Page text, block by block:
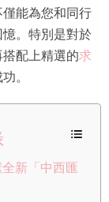
能為您和同行
。特別是對於
配上精選的求
。
新「中西匯